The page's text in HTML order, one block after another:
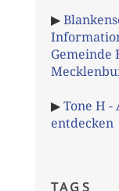
▶
Gemeinde
▶Tone H
entdecken
TAGS